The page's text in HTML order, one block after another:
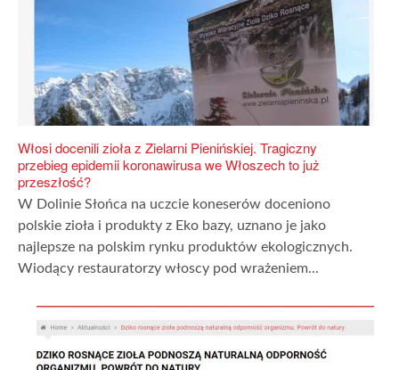
Włosi docenili zioła z Zielarni Pienińskiej. Tragiczny
przebieg epidemii koronawirusa we Włoszech to już
przeszłość?
W Dolinie Słońca na uczcie koneserów doceniono
polskie zioła i produkty z Eko bazy, uznano je jako
najlepsze na polskim rynku produktów ekologicznych.
Wiodący restauratorzy włoscy pod wrażeniem...